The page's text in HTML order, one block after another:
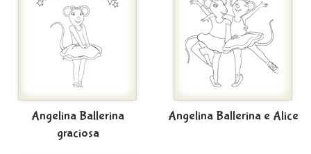
Angelina Ballerina
graciosa
Angelina Ballerina e Alice